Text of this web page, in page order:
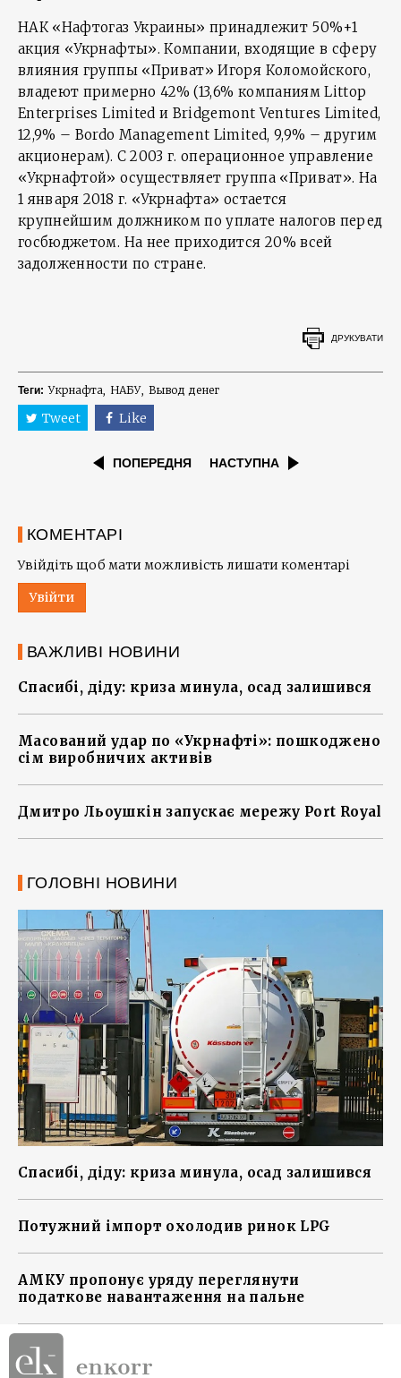
НАК «Нафтогаз Украины» принадлежит 50%+1
акция «Укрнафты». Компании, входящие в сферу
влияния группы «Приват» Игоря Коломойского,
владеют примерно 42% (13,6% компаниям Littop
Enterprises Limited и Bridgemont Ventures Limited,
12,9% – Bordo Management Limited, 9,9% – другим
акционерам). С 2003 г. операционное управление
«Укрнафтой» осуществляет группа «Приват». На
1 января 2018 г. «Укрнафта» остается
крупнейшим должником по уплате налогов перед
госбюджетом. На нее приходится 20% всей
задолженности по стране.
ДРУКУВАТИ
Теги: Укрнафта НАБУ Вывод денег
Tweet Like
ПОПЕРЕДНЯ НАСТУПНА
КОМЕНТАРІ
Увійдіть щоб мати можливість лишати коментарі
Увійти
ВАЖЛИВІ НОВИНИ
Спасибі, діду: криза минула, осад залишився
Масований удар по «Укрнафті»: пошкоджено
сім виробничих активів
Дмитро Льоушкін запускає мережу Port Royal
ГОЛОВНІ НОВИНИ
Спасибі, діду: криза минула, осад залишився
Потужний імпорт охолодив ринок LPG
АМКУ пропонує уряду переглянути
податкове навантаження на пальне